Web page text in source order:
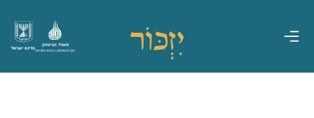
מדינת ישראל
משרד הביטחון
אגף משפחות, הנצחה ומורשת